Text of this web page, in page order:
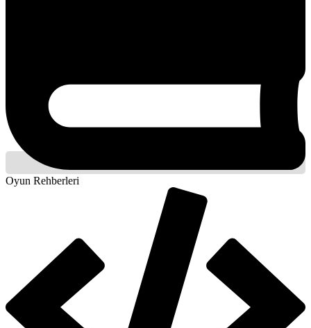
Oyun Rehberleri